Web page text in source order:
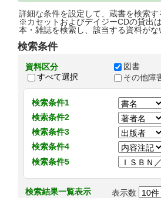
詳細な条件を設定して、蔵書を検索す
※カセットおよびデイジーCDの貸出
本・雑誌を検索し、該当する資料が
検索条件
資料区分
すべて選択
図書
その他
検索条件1
検索条件2
検索条件3
検索条件4
検索条件5
検索結果一覧表示 表示数